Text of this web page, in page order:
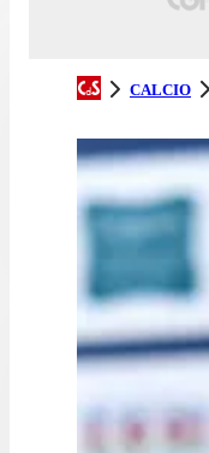
CALCIO